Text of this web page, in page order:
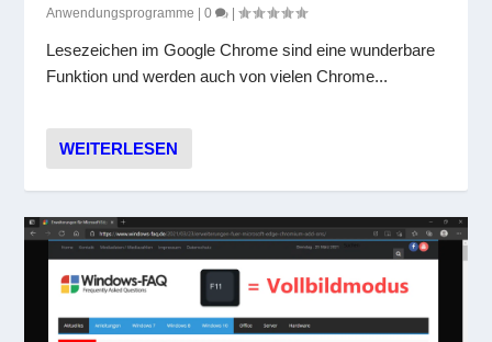
Anwendungsprogramme |0 |
Lesezeichen im Google Chrome sind eine wunderbare
Funktion und werden auch von vielen Chrome...
WEITERLESEN